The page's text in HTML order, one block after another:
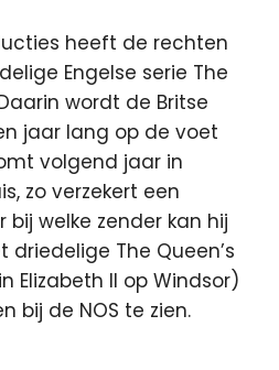
heeft de rechten
Engelse serie The
wordt de Britse
jaar lang op de voet
volgend jaar in
zo verzekert een
welke zender kan hij
driedelige The Queen’s
Elizabeth II op Windsor)
bij de NOS te zien.